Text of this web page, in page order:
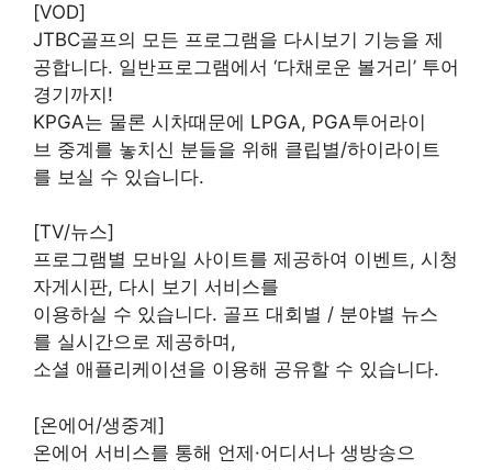
[VOD]
JTBC골프의 모든 프로그램을 다시보기 기능을 제
공합니다. 일반프로그램에서 ‘다채로운 볼거리’ 투어
경기까지!
KPGA는 물론 시차때문에 LPGA, PGA투어라이
브 중계를 놓치신 분들을 위해 클립별/하이라이트
를 보실 수 있습니다.
[TV/뉴스]
프로그램별 모바일 사이트를 제공하여 이벤트, 시청
자게시판, 다시 보기 서비스를
이용하실 수 있습니다. 골프 대회별 / 분야별 뉴스
를 실시간으로 제공하며,
소셜 애플리케이션을 이용해 공유할 수 있습니다.
[온에어/생중계]
온에어 서비스를 통해 언제·어디서나 생방송으